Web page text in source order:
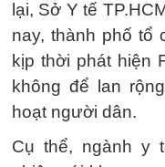
lại, Sở Y tế
nay, thành phố tổ
kịp thời phát hiện
không để lan
hoạt người dân.
Cụ thể, ngành y